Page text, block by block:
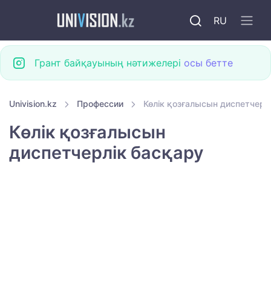
RU
Грант байқауының нәтижелері осы бетте
Univision.kz Профессии Көлік қозғалысын
Көлік қозғалысын
диспетчерлік басқару